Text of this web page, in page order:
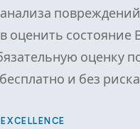
оценить состояние
оценку
и без